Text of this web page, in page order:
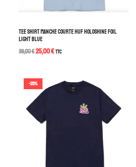
TEE SHIRT MANCHE COURTE HUF HOLOSHINE FOIL
LIGHT BLUE
39,00€25,00€TTC
-25%